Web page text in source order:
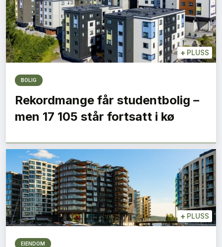
+ PLUSS
BOLIG
Rekordmange får studentbolig –
men 17 105 står fortsatt i kø
+ PLUSS
EIENDOM